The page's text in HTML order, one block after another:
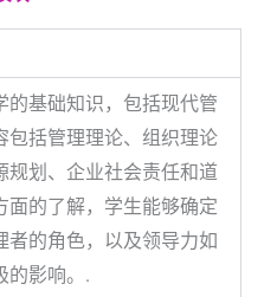
的基础知识，包括现代管
包括管理理论、组织理论
规划、企业社会责任和道
面的了解，学生能够确定
者的角色，以及领导力如
的影响。.